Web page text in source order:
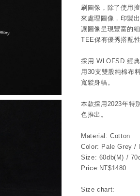
刷圖像，除了使用
來處理圖像，印製
讓圖像呈現豐富的
TEE保有優秀搭配性
採用 WLOFSD 經
用30支雙股純棉布
寬鬆身幅。
本款採用2023年特
色推出。
Material: Cotton
Color: Pale Grey /
Size: 60db(M) /
Price:NT$1480
Size chart: